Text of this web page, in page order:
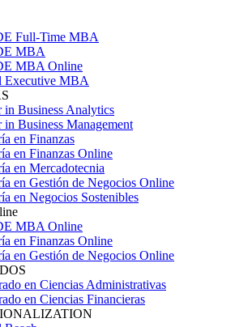
Full-Time MBA
MBA
MBA Online
Executive MBA
in Business Analytics
in Business Management
en Finanzas
en Finanzas Online
en Mercadotecnia
en Gestión de Negocios Online
en Negocios Sostenibles
MBA Online
en Finanzas Online
en Gestión de Negocios Online
en Ciencias Administrativas
en Ciencias Financieras